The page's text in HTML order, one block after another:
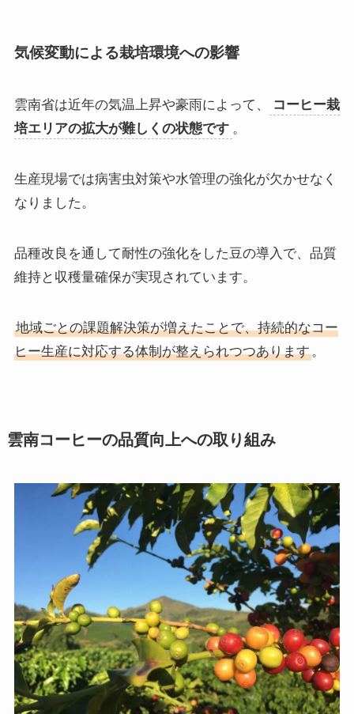
気候変動による栽培環境への影響
雲南省は近年の気温上昇や豪雨によって、
コーヒー栽
培エリアの拡大が難しくの状態です 。
生産現場では病害虫対策や水管理の強化が欠かせなく
なりました。
品種改良を通して耐性の強化をした豆の導入で、品質
維持と収穫量確保が実現されています。
地域ごとの課題解決策が増えたことで、持続的なコー
ヒー生産に対応する体制が整えられつつあります。
雲南コーヒーの品質向上への取り組み